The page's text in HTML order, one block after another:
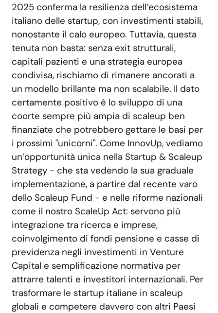
2025 conferma la resilienza dell’ecosistema
italiano delle startup, con investimenti stabili,
nonostante il calo europeo. Tuttavia, questa
tenuta non basta: senza exit strutturali,
capitali pazienti e una strategia europea
condivisa, rischiamo di rimanere ancorati a
un modello brillante ma non scalabile. Il dato
certamente positivo è lo sviluppo di una
coorte sempre più ampia di scaleup ben
finanziate che potrebbero gettare le basi per
i prossimi "unicorni". Come InnovUp, vediamo
un’opportunità unica nella Startup & Scaleup
Strategy - che sta vedendo la sua graduale
implementazione, a partire dal recente varo
dello Scaleup Fund - e nelle riforme nazionali
come il nostro ScaleUp Act: servono più
integrazione tra ricerca e imprese,
coinvolgimento di fondi pensione e casse di
previdenza negli investimenti in Venture
Capital e semplificazione normativa per
attrarre talenti e investitori internazionali. Per
trasformare le startup italiane in scaleup
globali e competere davvero con altri Paesi